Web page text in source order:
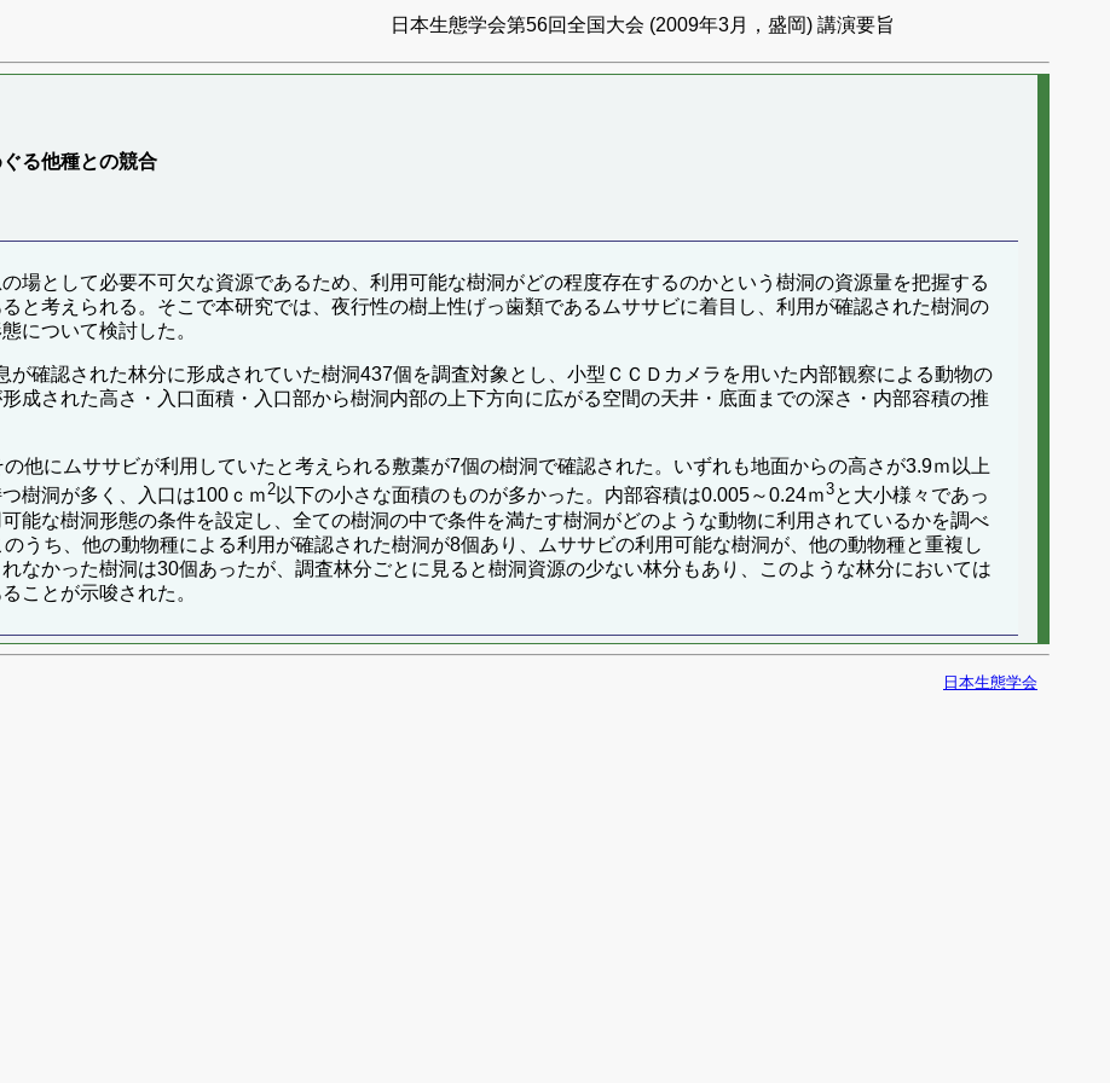
日本生態学会第56回全国大会 (2009年3月，盛岡) 講演要旨
る他種との競合
場として必要不可欠な資源であるため、利用可能な樹洞がどの程度存在するのかという樹洞の資源量を把握する
と考えられる。そこで本研究では、夜行性の樹上性げっ歯類であるムササビに着目し、利用が確認された樹洞の
について検討した。
確認された林分に形成されていた樹洞437個を調査対象とし、小型ＣＣＤカメラを用いた内部観察による動物の
成された高さ・入口面積・入口部から樹洞内部の上下方向に広がる空間の天井・底面までの深さ・内部容積の推
他にムササビが利用していたと考えられる敷藁が7個の樹洞で確認された。いずれも地面からの高さが3.9ｍ以上
樹洞が多く、入口は100ｃｍ2以下の小さな面積のものが多かった。内部容積は0.005～0.24ｍ3と大小様々であっ
能な樹洞形態の条件を設定し、全ての樹洞の中で条件を満たす樹洞がどのような動物に利用されているかを調べ
うち、他の動物種による利用が確認された樹洞が8個あり、ムササビの利用可能な樹洞が、他の動物種と重複し
なかった樹洞は30個あったが、調査林分ごとに見ると樹洞資源の少ない林分もあり、このような林分においては
ことが示唆された。
日本生態学会